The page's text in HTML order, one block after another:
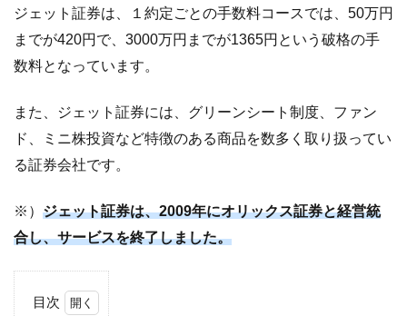
ジェット証券は、１約定ごとの手数料コースでは、50万円
までが420円で、3000万円までが1365円という破格の手
数料となっています。
また、ジェット証券には、グリーンシート制度、ファン
ド、ミニ株投資など特徴のある商品を数多く取り扱ってい
る証券会社です。
※） ジェット証券は、2009年にオリックス証券と経営統
合し、サービスを終了しました。
目次